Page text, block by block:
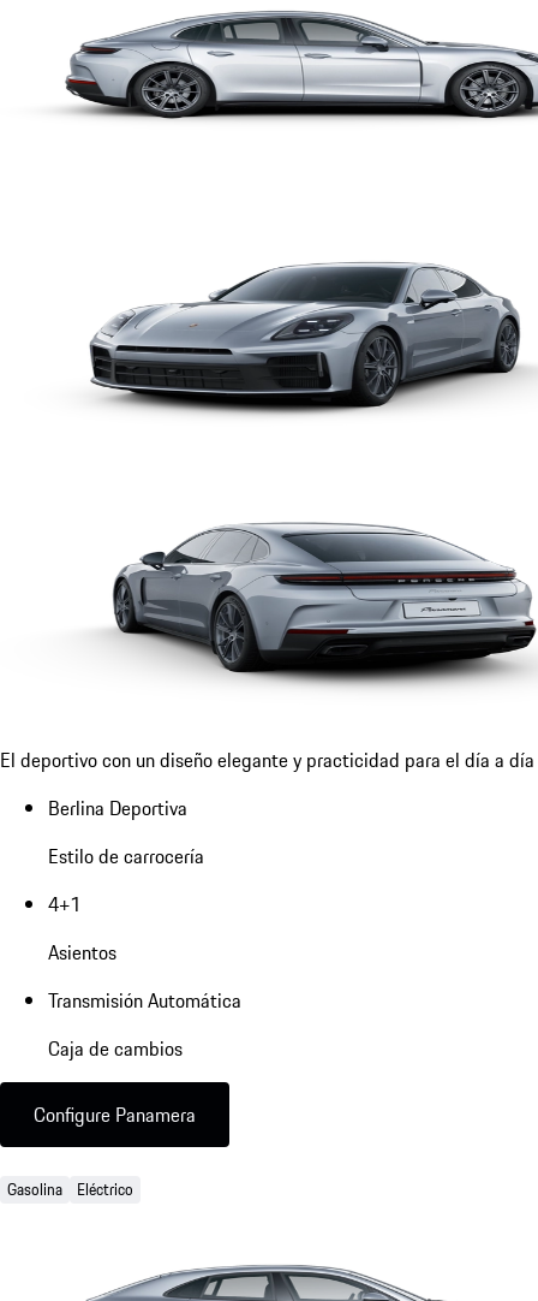
El deportivo con un diseño elegante y practicidad para el día a día
Berlina Deportiva
Estilo de carrocería
4+1
Asientos
Transmisión Automática
Caja de cambios
Configure Panamera
Gasolina Eléctrico